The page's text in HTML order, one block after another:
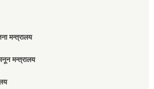
मन्त्रालय
मन्त्रालय